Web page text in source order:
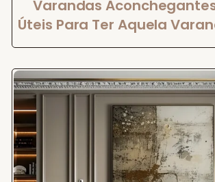
Varandas
Úteis Para Ter Aquela